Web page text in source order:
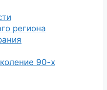
региона
90-х